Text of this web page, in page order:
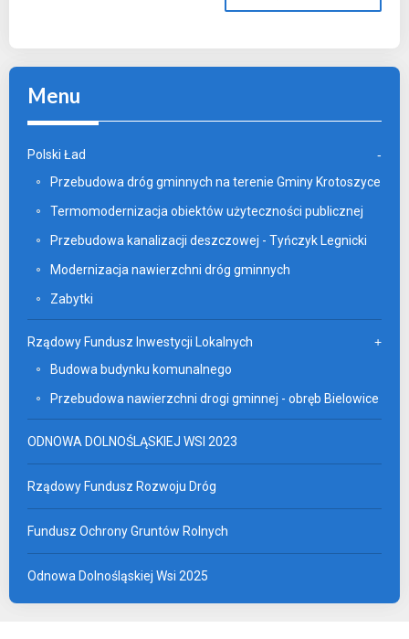
Menu
Polski Ład
Przebudowa dróg gminnych na terenie Gminy Krotoszyce
Termomodernizacja obiektów użyteczności publicznej
Przebudowa kanalizacji deszczowej - Tyńczyk Legnicki
Modernizacja nawierzchni dróg gminnych
Zabytki
Rządowy Fundusz Inwestycji Lokalnych
Budowa budynku komunalnego
Przebudowa nawierzchni drogi gminnej - obręb Bielowice
ODNOWA DOLNOŚLĄSKIEJ WSI 2023
Rządowy Fundusz Rozwoju Dróg
Fundusz Ochrony Gruntów Rolnych
Odnowa Dolnośląskiej Wsi 2025